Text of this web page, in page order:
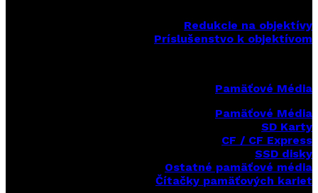
Redukcie na objektívy
Príslušenstvo k objektívom
Pamäťové Média
Pamäťové Média
SD Karty
CF / CF Express
SSD disky
Ostatné pamäťové média
Čítačky pamäťových kariet